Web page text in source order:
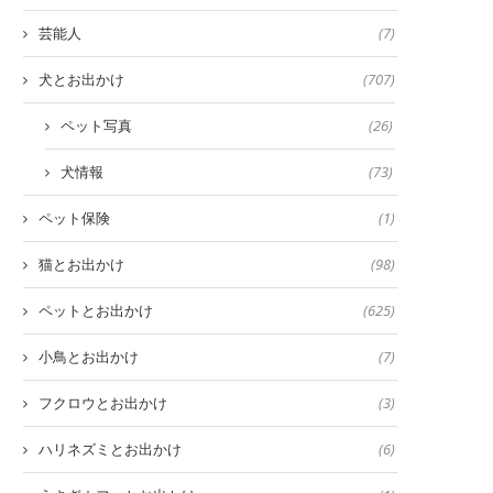
芸能人 (7)
犬とお出かけ (707)
ペット写真 (26)
犬情報 (73)
ペット保険 (1)
猫とお出かけ (98)
ペットとお出かけ (625)
小鳥とお出かけ (7)
フクロウとお出かけ (3)
ハリネズミとお出かけ (6)